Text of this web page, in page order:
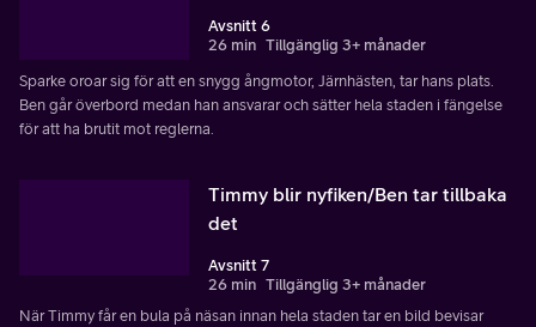
Avsnitt 6
26 min Tillgänglig 3+ månader
Sparke oroar sig för att en snygg ångmotor, Järnhästen, tar hans plats.
Ben går överbord medan han ansvarar och sätter hela staden i fängelse
för att ha brutit mot reglerna.
Timmy blir nyfiken/Ben tar tillbaka
det
Avsnitt 7
26 min Tillgänglig 3+ månader
När Timmy får en bula på näsan innan hela staden tar en bild bevisar